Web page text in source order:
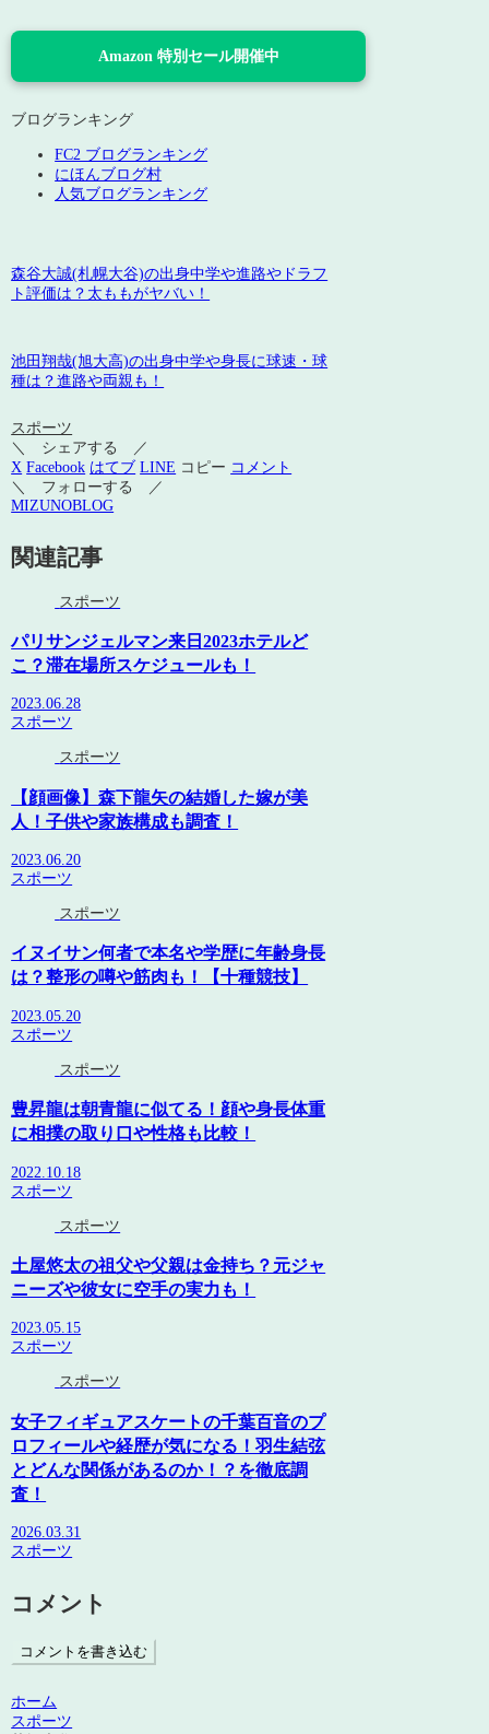
Amazon 特別セール開催中
ブログランキング
FC2 ブログランキング
にほんブログ村
人気ブログランキング
森谷大誠(札幌大谷)の出身中学や進路やドラフ
ト評価は？太ももがヤバい！
池田翔哉(旭大高)の出身中学や身長に球速・球
種は？進路や両親も！
スポーツ
＼ シェアする ／
X Facebook はてブ LINE コピー コメント
＼ フォローする ／
MIZUNOBLOG
関連記事
スポーツ
パリサンジェルマン来日2023ホテルど
こ？滞在場所スケジュールも！
2023.06.28
スポーツ
スポーツ
【顔画像】森下龍矢の結婚した嫁が美
人！子供や家族構成も調査！
2023.06.20
スポーツ
スポーツ
イヌイサン何者で本名や学歴に年齢身長
は？整形の噂や筋肉も！【十種競技】
2023.05.20
スポーツ
スポーツ
豊昇龍は朝青龍に似てる！顔や身長体重
に相撲の取り口や性格も比較！
2022.10.18
スポーツ
スポーツ
土屋悠太の祖父や父親は金持ち？元ジャ
ニーズや彼女に空手の実力も！
2023.05.15
スポーツ
スポーツ
女子フィギュアスケートの千葉百音のプ
ロフィールや経歴が気になる！羽生結弦
とどんな関係があるのか！？を徹底調
査！
2026.03.31
スポーツ
コメント
コメントを書き込む
ホーム
スポーツ